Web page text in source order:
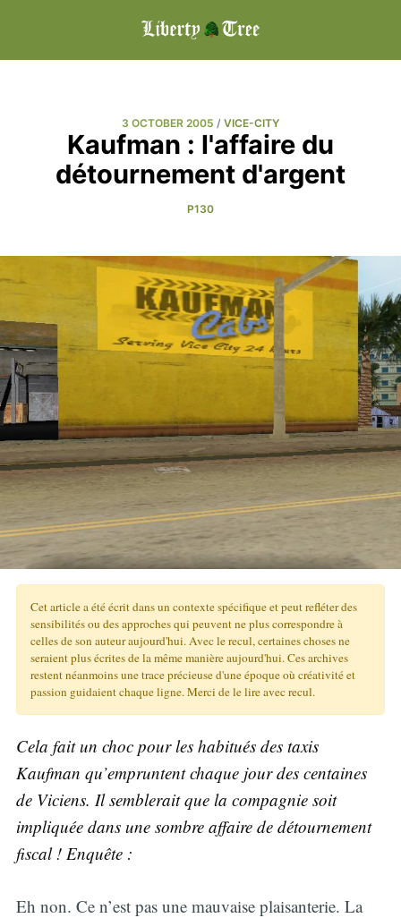
3 OCTOBER 2005 / VICE-CITY
Kaufman : l'affaire du
détournement d'argent
P130
Cet article a été écrit dans un contexte spécifique et peut refléter des
sensibilités ou des approches qui peuvent ne plus correspondre à
celles de son auteur aujourd'hui. Avec le recul, certaines choses ne
seraient plus écrites de la même manière aujourd'hui. Ces archives
restent néanmoins une trace précieuse d'une époque où créativité et
passion guidaient chaque ligne. Merci de le lire avec recul.
Cela fait un choc pour les habitués des taxis
Kaufman qu’empruntent chaque jour des centaines
de Viciens. Il semblerait que la compagnie soit
impliquée dans une sombre affaire de détournement
fiscal ! Enquête :
Eh non. Ce n’est pas une mauvaise plaisanterie. La